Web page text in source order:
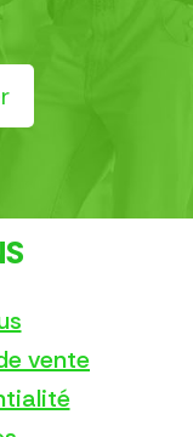
vente